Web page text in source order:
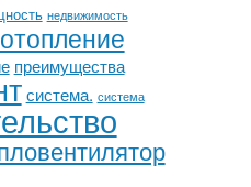
недвижимость
отопление
преимущества
система. система